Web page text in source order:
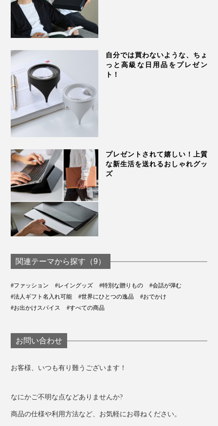
自分では買わないような、ちょ
っと高級な日用品をプレゼン
ト！
プレゼントされて嬉しい！上質
な新生活を送れるおしゃれグッ
ズ
関連テーマから探す（9）
#ファッション #レイングッズ #特別な贈りもの
#会話が弾む
#法人ギフト名入れ可能
#世界にひとつの逸品
#おでかけ
#お出かけスパイス
#すべての商品
お問い合わせ
お客様、いつも有り難うございます！
なにかご不明な点などありませんか?
商品の仕様や利用方法など、お気軽にお尋ねください。